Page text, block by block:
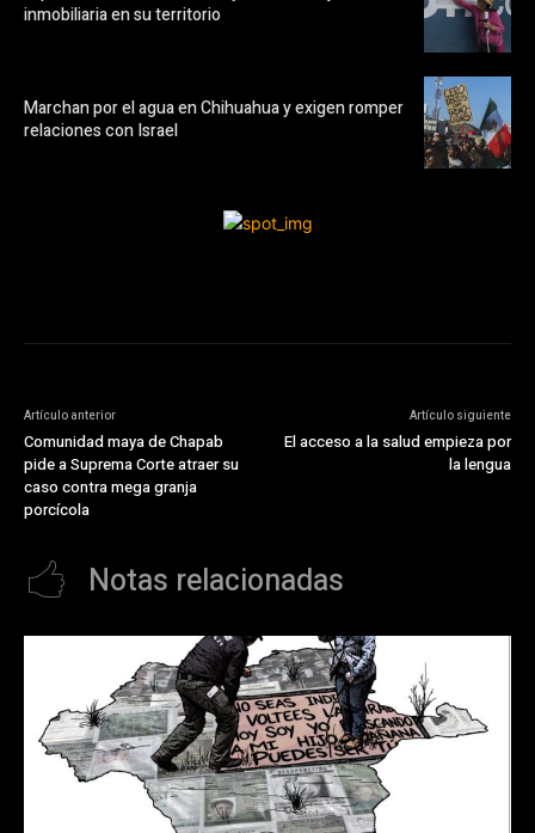
inmobiliaria en su territorio
Marchan por el agua en Chihuahua y exigen romper
relaciones con Israel
Artículo anterior
Comunidad maya de Chapab
pide a Suprema Corte atraer su
caso contra mega granja
porcícola
Artículo siguiente
El acceso a la salud empieza por
la lengua
Notas relacionadas